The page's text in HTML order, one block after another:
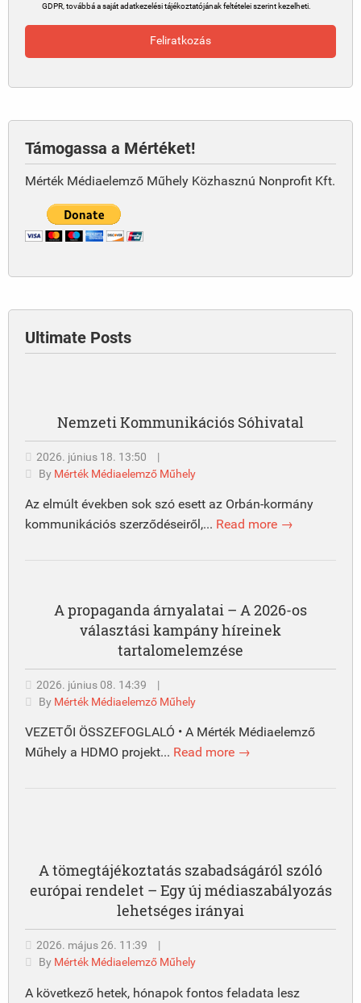
GDPR, továbbá a saját adatkezelési tájékoztatójának feltételei szerint kezelheti.
Támogassa a Mértéket!
Mérték Médiaelemző Műhely Közhasznú Nonprofit Kft.
Ultimate Posts
Nemzeti Kommunikációs Sóhivatal
2026. június 18. 13:50
|
By Mérték Médiaelemző Műhely
Az elmúlt években sok szó esett az Orbán-kormány
kommunikációs szerződéseiről,... Read more →
A propaganda árnyalatai – A 2026-os
választási kampány híreinek
tartalomelemzése
2026. június 08. 14:39
|
By Mérték Médiaelemző Műhely
VEZETŐI ÖSSZEFOGLALÓ • A Mérték Médiaelemző
Műhely a HDMO projekt... Read more →
A tömegtájékoztatás szabadságáról szóló
európai rendelet – Egy új médiaszabályozás
lehetséges irányai
2026. május 26. 11:39
|
By Mérték Médiaelemző Műhely
A következő hetek, hónapok fontos feladata lesz